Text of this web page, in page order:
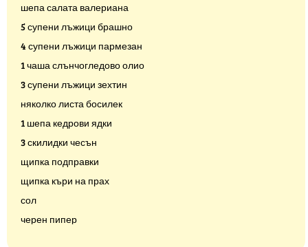
шепа салата валериана
5 супени лъжици брашно
4 супени лъжици пармезан
1 чаша слънчогледово олио
3 супени лъжици зехтин
няколко листа босилек
1 шепа кедрови ядки
3 скилидки чесън
щипка подправки
щипка къри на прах
сол
черен пипер